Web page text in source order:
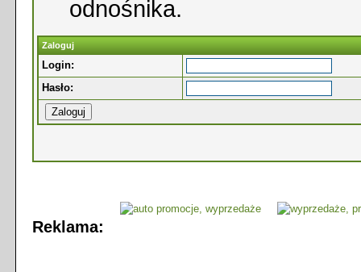
odnośnika.
Zaloguj
Login:
Hasło:
Reklama: